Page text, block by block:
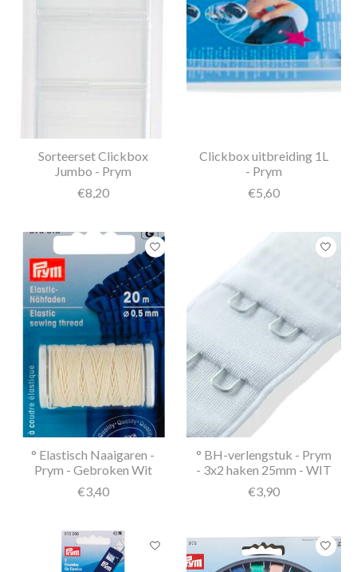
Sorteerset Clickbox
Jumbo - Prym
€8,20
Clickbox uitbreiding 1L
- Prym
€5,60
° Elastisch Naaigaren -
Prym - Gebroken Wit
€3,40
° BH-verlengstuk - Prym
- 3x2 haken 25mm - WIT
€3,90